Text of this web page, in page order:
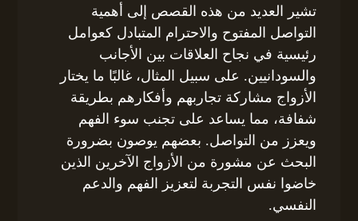
تشير العديد من هذه القصص إلى أهمية
التواصل المفتوح والاحترام المتبادل كعوامل
رئيسية في نجاح العلاقات بين الأجانب
والسودانيين. على سبيل المثال، غالبًا ما يختار
الأزواج مشاركة تجاربهم وأفكارهم بطريقة
شفافة، مما يساعد على تجنب سوء الفهم
ويعزز من التواصل. بعضهم يوصون بضرورة
البحث عن مشورة من الأزواج الآخرين الذين
خاضوا نفس التجربة لتعزيز الفهم والدعم
النفسي.